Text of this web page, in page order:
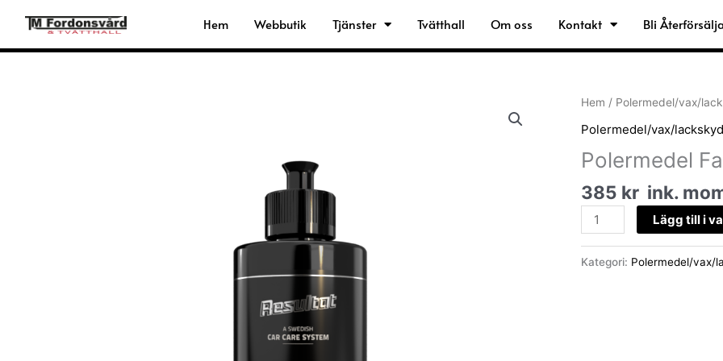
innehåll
Hem Webbutik Tjänster Tvätthall Om oss Kontakt Bli
Hem / Polermedel/vax/
Polermedel/vax/
Polermedel
385 kr ink.
Polermedel
Cut
Step1
500ml
mängd
Lägg till i
Kategori: Polermedel/vax/